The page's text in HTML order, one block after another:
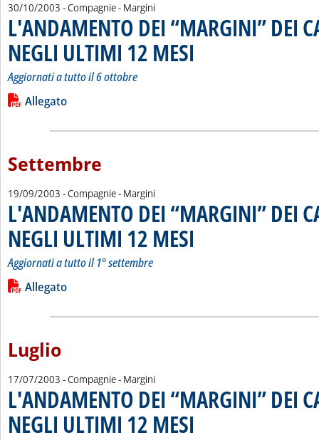
30/10/2003 - Compagnie - Margini
L'ANDAMENTO DEI “MARGINI” DEI
NEGLI ULTIMI 12 MESI
Aggiornati a tutto il 6 ottobre
Leggi tutta la notizia: 'L'ANDAMENTO DEI “MARGINI” DEI
Lista allegati PDF alla notizia
Allegato
Settembre
19/09/2003 - Compagnie - Margini
L'ANDAMENTO DEI “MARGINI” DEI
NEGLI ULTIMI 12 MESI
Aggiornati a tutto il 1° settembre
Leggi tutta la notizia: 'L'ANDAMENTO DEI “MARGINI” DEI
Lista allegati PDF alla notizia
Allegato
Luglio
17/07/2003 - Compagnie - Margini
L'ANDAMENTO DEI “MARGINI” DEI
NEGLI ULTIMI 12 MESI